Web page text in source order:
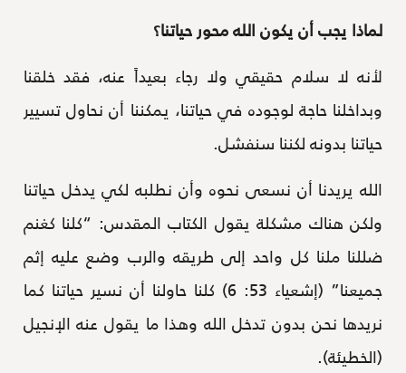
لماذا يجب أن يكون الله محور حياتنا؟
لأنه لا سلام حقيقي ولا رجاء بعيداً عنه، فقد خلقنا
وبداخلنا حاجة لوجوده في حياتنا، يمكننا أن نحاول تسيير
حياتنا بدونه لكننا سنفشل.
الله يريدنا أن نسعى نحوه وأن نطلبه لكي يدخل حياتنا
ولكن هناك مشكلة يقول الكتاب المقدس: “كلنا كغنم
ضللنا ملنا كل واحد إلى طريقه والرب وضع عليه إثم
جميعنا” (إشعياء 53: 6) كلنا حاولنا أن نسير حياتنا كما
نريدها نحن بدون تدخل الله وهذا ما يقول عنه الإنجيل
(الخطيئة).